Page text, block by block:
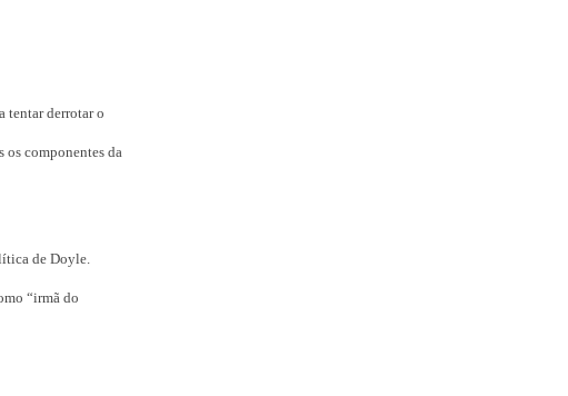
tentar derrotar o
os componentes da
de Doyle.
“irmã do